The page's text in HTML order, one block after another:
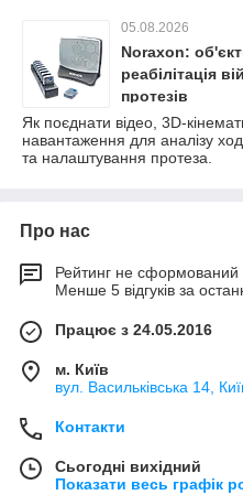
05.08.2026
Noraxon:
реабілітація
протезів
Як поєднати відео, 3D-
навантаження для аналізу
та налаштування протеза.
Про нас
Рейтинг не сформований
Менше 5 відгуків за
Працює з 24.05.2016
м. Київ
вул. Васильківська 14,
Контакти
Сьогодні вихідний
Показати весь графік